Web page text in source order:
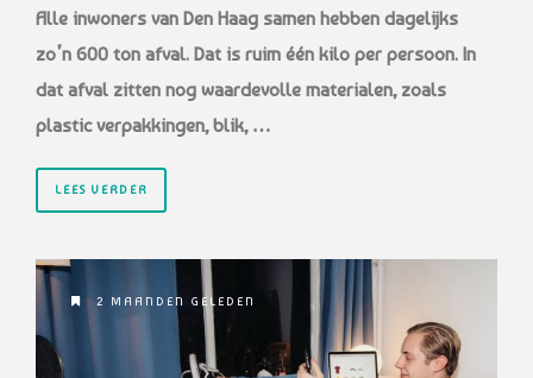
Alle inwoners van Den Haag samen hebben dagelijks
zo’n 600 ton afval. Dat is ruim één kilo per persoon. In
dat afval zitten nog waardevolle materialen, zoals
plastic verpakkingen, blik, …
LEES VERDER
2 MAANDEN GELEDEN